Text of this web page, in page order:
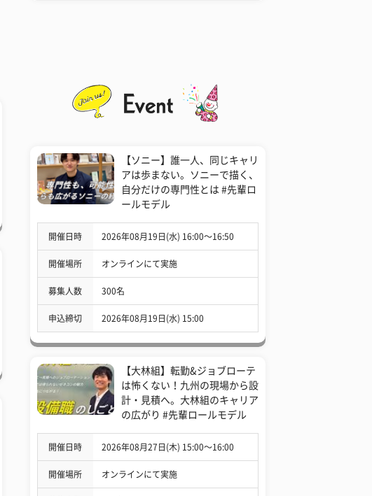
【ソニー】誰一人、同じキャリ
アは歩まない。ソニーで描く、
自分だけの専門性とは #先輩ロ
ールモデル
開催日時 2026年08月19日(水) 16:00〜16:50
開催場所 オンラインにて実施
募集人数 300名
申込締切 2026年08月19日(水) 15:00
【大林組】転勤&ジョブローテ
は怖くない！九州の現場から設
計・見積へ。大林組のキャリア
の広がり #先輩ロールモデル
開催日時 2026年08月27日(木) 15:00〜16:00
開催場所 オンラインにて実施